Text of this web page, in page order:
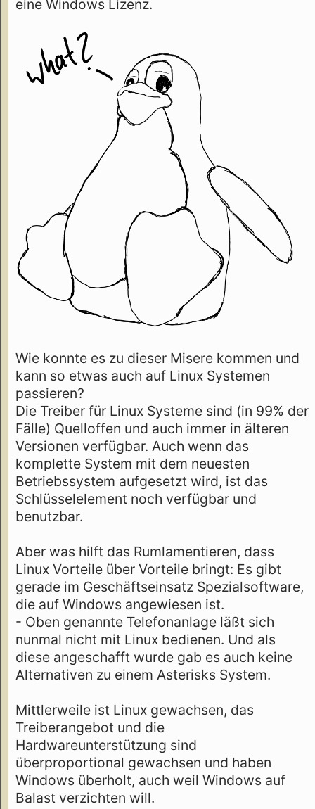
eine Windows Lizenz.
Wie konnte es zu dieser Misere kommen und
kann so etwas auch auf Linux Systemen
passieren?
Die Treiber für Linux Systeme sind (in 99% der
Fälle) Quelloffen und auch immer in älteren
Versionen verfügbar. Auch wenn das
komplette System mit dem neuesten
Betriebssystem aufgesetzt wird, ist das
Schlüsselelement noch verfügbar und
benutzbar.
Aber was hilft das Rumlamentieren, dass
Linux Vorteile über Vorteile bringt: Es gibt
gerade im Geschäftseinsatz Spezialsoftware,
die auf Windows angewiesen ist.
- Oben genannte Telefonanlage läßt sich
nunmal nicht mit Linux bedienen. Und als
diese angeschafft wurde gab es auch keine
Alternativen zu einem Asterisks System.
Mittlerweile ist Linux gewachsen, das
Treiberangebot und die
Hardwareunterstützung sind
überproportional gewachsen und haben
Windows überholt, auch weil Windows auf
Balast verzichten will.